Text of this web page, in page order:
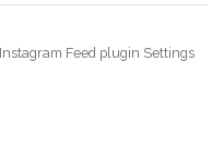
Feed plugin Settings